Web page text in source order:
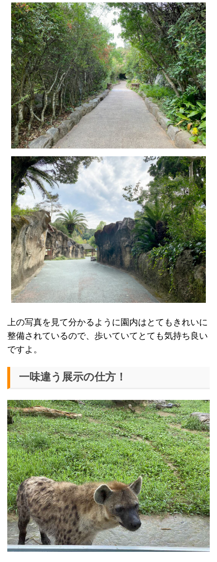
上の写真を見て分かるように園内はとてもきれいに
整備されているので、歩いていてとても気持ち良い
ですよ。
一味違う展示の仕方！